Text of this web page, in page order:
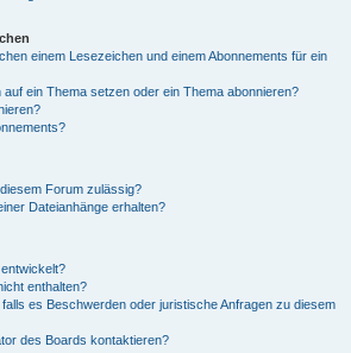
einem Lesezeichen und einem Abonnements für ein
ein Thema setzen oder ein Thema abonnieren?
Forum zulässig?
Dateianhänge erhalten?
enthalten?
es Beschwerden oder juristische Anfragen zu diesem
des Boards kontaktieren?